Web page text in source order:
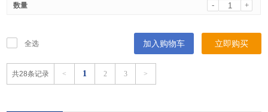
- +
全选 加入购物车 立即购买
共28条记录 < 1 2 3 >